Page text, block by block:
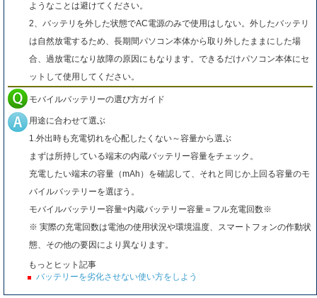
ようなことは避けてください。
2、バッテリを外した状態でAC電源のみで使用はしない。外したバッテリ
は自然放電するため、長期間パソコン本体から取り外したままにした場
合、過放電になり故障の原因にもなります。できるだけパソコン本体にセ
ットして使用してください。
モバイルバッテリーの選び方ガイド
用途に合わせて選ぶ
1.外出時も充電切れを心配したくない～容量から選ぶ
まずは所持している端末の内蔵バッテリー容量をチェック。
充電したい端末の容量（mAh）を確認して、それと同じか上回る容量のモ
バイルバッテリーを選ぼう。
モバイルバッテリー容量÷内蔵バッテリー容量＝フル充電回数※
※ 実際の充電回数は電池の使用状況や環境温度、スマートフォンの作動状
態、その他の要因により異なります。
もっとヒット記事
バッテリーを劣化させない使い方をしよう